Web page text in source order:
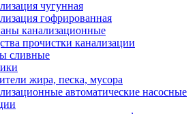
чугунная
гофрированная
канализационные
прочистки канализации
сливные
жира, песка, мусора
автоматические насосные